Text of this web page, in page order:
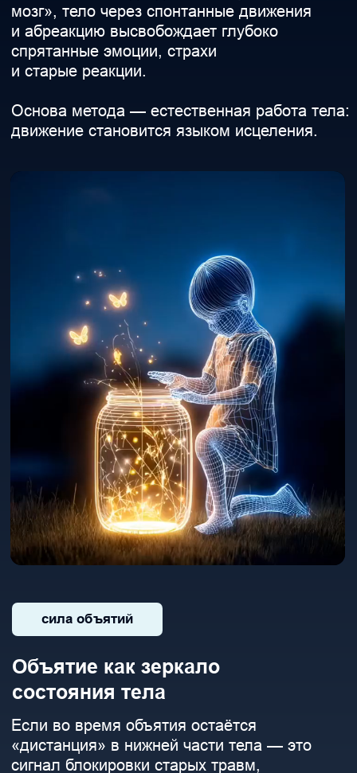
на уровне физиологии:
Что происходит в теле
«разговором» — тело получает новый
опыт на клеточном уровне
Новые паттерны поведения
Мозг фиксирует свежие нейронные связи,
ассоциируя терапию с радостью
и удовольствием — процесс
запоминается телом.
Выход из режима «выживания»
Система саморегуляции переключается
из хронического стресса в состояние
«интеграции» — тело наконец
расслабляется.
КАК ПРОХОДЯТ СЕАНСЫ?
Метод универсален — помогает мужчинам
и женщинам. Один сеанс ПФР эквивалентен,
нужно снова проходить через травмы —
тело само подскажет, где заблокирована
энергия. Разблокировка происходит мягко и